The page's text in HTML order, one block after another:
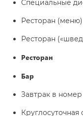
Специальные
Ресторан (меню)
Ресторан
Ресторан
Бар
Завтрак в номер